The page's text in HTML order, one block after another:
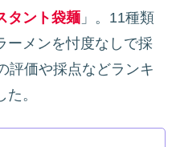
タント袋麺 」。11種類
ーメンを忖度なしで採
評価や採点などランキ
。